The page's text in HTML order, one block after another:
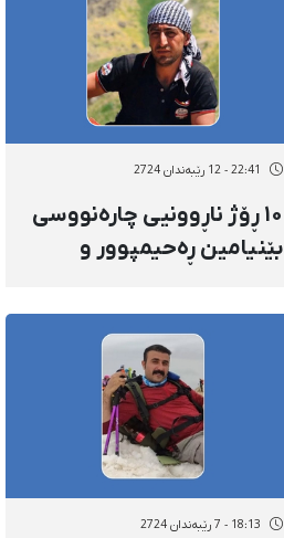
22:41 - 12 رێبەندان 2724
۱۰ ڕۆژ ناڕوونیی چارەنووسی
بێنیامین ڕەحیمپوور و
لە بنەماڵەکەی و
دەستداگرتن بەسەر
مۆبایلەکانیاندا
18:13 - 7 رێبەندان 2724